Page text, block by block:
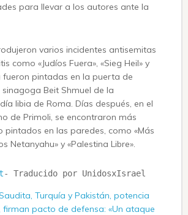
para llevar a los autores ante la
varios incidentes antisemitas
como «Judíos Fuera», «Sieg Heil» y
fueron pintadas en la puerta de
Beit Shmuel de la
libia de Roma. Días después, en el
de Primoli, se encontraron más
pintados en las paredes, como «Más
Netanyahu» y «Palestina Libre».
- Traducido por UnidosxIsrael
Turquía y Pakistán, potencia
firman pacto de defensa: «Un ataque